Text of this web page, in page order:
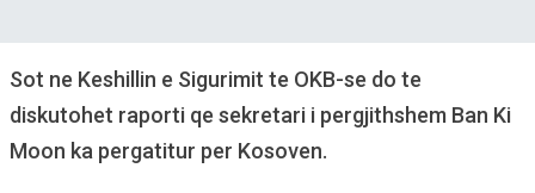
Sot ne Keshillin e Sigurimit te OKB-se do te
diskutohet raporti qe sekretari i pergjithshem Ban Ki
Moon ka pergatitur per Kosoven.